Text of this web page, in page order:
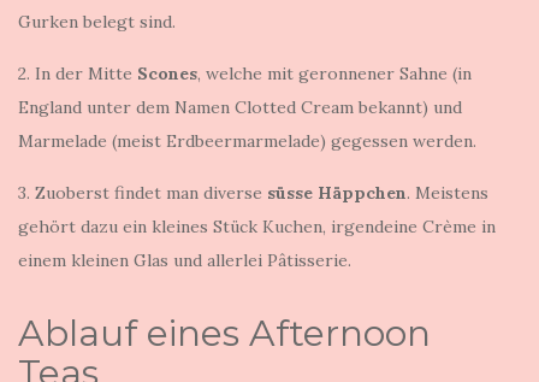
Gurken belegt sind.
2. In der Mitte Scones, welche mit geronnener Sahne (in
England unter dem Namen Clotted Cream bekannt) und
Marmelade (meist Erdbeermarmelade) gegessen werden.
3. Zuoberst findet man diverse süsse Häppchen. Meistens
gehört dazu ein kleines Stück Kuchen, irgendeine Crème in
einem kleinen Glas und allerlei Pâtisserie.
Ablauf eines Afternoon
Teas